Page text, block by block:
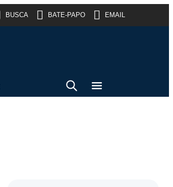
BUSCA BATE-PAPO EMAIL